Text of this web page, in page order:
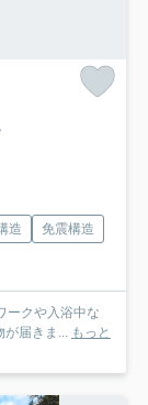
造
免震構造
ークや入浴中な
が届きま... もっと